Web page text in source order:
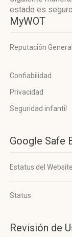
estado es
MyWOT
Reputación General
Confiabilidad
Privacidad
Seguridad infantil
Google Safe
Estatus del Website
Status
Revisión de